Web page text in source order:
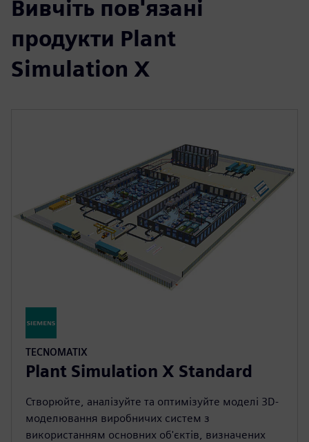
Вивчіть пов'язані
продукти Plant
Simulation X
TECNOMATIX
Plant Simulation X Standard
Створюйте, аналізуйте та оптимізуйте моделі 3D-
моделювання виробничих систем з
використанням основних об'єктів, визначених